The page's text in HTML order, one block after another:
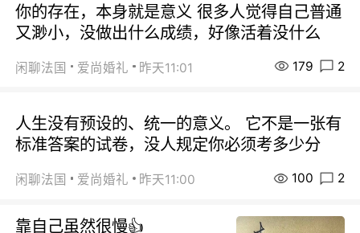
你的存在，本身就是意义 很多人觉得自己普通
又渺小，没做出什么成绩，好像活着没什么
闲聊法国 爱尚婚礼 昨天11:01 179 2
人生没有预设的、统一的意义。 它不是一张有
标准答案的试卷，没人规定你必须考多少分
闲聊法国 爱尚婚礼 昨天11:00 100 2
靠自己虽然很慢👍